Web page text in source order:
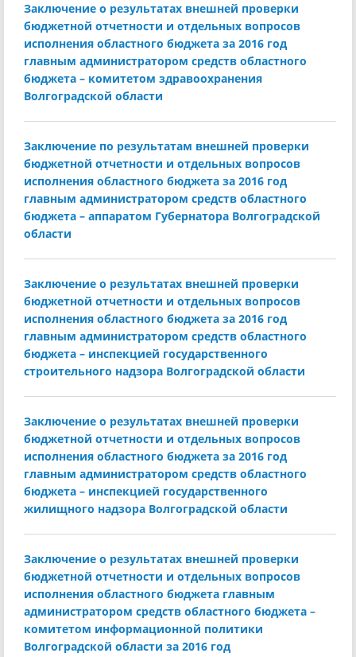
Заключение о результатах внешней проверки
бюджетной отчетности и отдельных вопросов
исполнения областного бюджета за 2016 год
главным администратором средств областного
бюджета – комитетом здравоохранения
Волгоградской области
Заключение по результатам внешней проверки
бюджетной отчетности и отдельных вопросов
исполнения областного бюджета за 2016 год
главным администратором средств областного
бюджета – аппаратом Губернатора Волгоградской
области
Заключение о результатах внешней проверки
бюджетной отчетности и отдельных вопросов
исполнения областного бюджета за 2016 год
главным администратором средств областного
бюджета – инспекцией государственного
строительного надзора Волгоградской области
Заключение о результатах внешней проверки
бюджетной отчетности и отдельных вопросов
исполнения областного бюджета за 2016 год
главным администратором средств областного
бюджета – инспекцией государственного
жилищного надзора Волгоградской области
Заключение о результатах внешней проверки
бюджетной отчетности и отдельных вопросов
исполнения областного бюджета главным
администратором средств областного бюджета –
комитетом информационной политики
Волгоградской области за 2016 год